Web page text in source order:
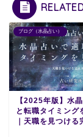
ブログ（水晶占い）
【2025年版】水
と転職タイミング
｜天職を見つける